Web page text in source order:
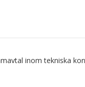
inom tekniska